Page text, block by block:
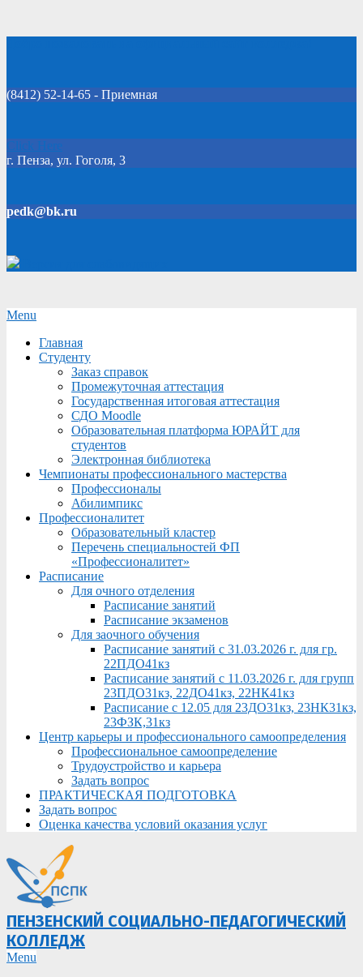
(8412) 52-14-65 - Приемная
Click Here
г. Пенза, ул. Гоголя, 3
pedk@bk.ru
Secondary
Menu
Menu
Главная
Студенту
Заказ справок
Промежуточная аттестация
Государственная итоговая аттестация
СДО Moodle
Образовательная платформа ЮРАЙТ для
студентов
Электронная библиотека
Чемпионаты профессионального мастерства
Профессионалы
Абилимпикс
Профессионалитет
Образовательный кластер
Перечень специальностей ФП
«Профессионалитет»
Расписание
Для очного отделения
Расписание занятий
Расписание экзаменов
Для заочного обучения
Расписание занятий с 31.03.2026 г. для гр.
22ПДО41кз
Расписание занятий с 11.03.2026 г. для групп
23ПДО31кз, 22ДО41кз, 22НК41кз
Расписание с 12.05 для 23ДО31кз, 23НК31кз,
23ФЗК,31кз
Центр карьеры и профессионального самоопределения
Профессиональное самоопределение
Трудоустройство и карьера
Задать вопрос
ПРАКТИЧЕСКАЯ ПОДГОТОВКА
Задать вопрос
Оценка качества условий оказания услуг
ПЕНЗЕНСКИЙ СОЦИАЛЬНО-ПЕДАГОГИЧЕСКИЙ
КОЛЛЕДЖ
Primary
Menu